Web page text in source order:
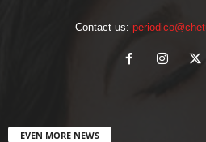
Contact us:
EVEN MORE NEWS